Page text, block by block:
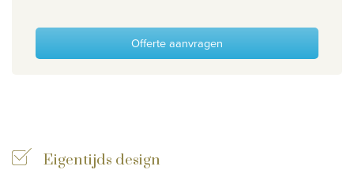
Offerte aanvragen
Eigentijds design